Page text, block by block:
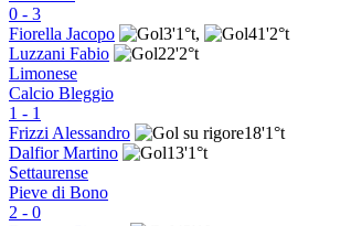
0 - 3
Fiorella Jacopo
3'1°t, 41'2°t
Luzzani Fabio
22'2°t
Limonese
Calcio Bleggio
1 - 1
Frizzi Alessandro
18'1°t
Dalfior Martino
13'1°t
Settaurense
Pieve di Bono
2 - 0